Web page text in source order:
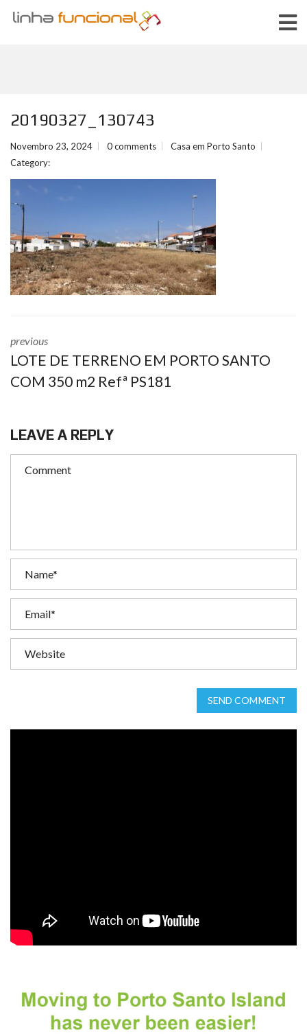
20190327_130743
Novembro 23, 2024 0 comments
Casa em Porto Santo
Category:
previous
LOTE DE TERRENO EM PORTO SANTO
COM 350 m2 Refª PS181
LEAVE A REPLY
SEND COMMENT